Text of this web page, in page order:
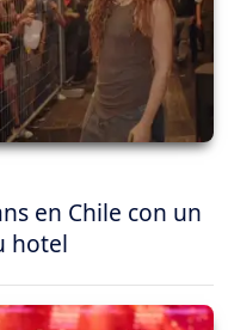
en Chile con un
hotel